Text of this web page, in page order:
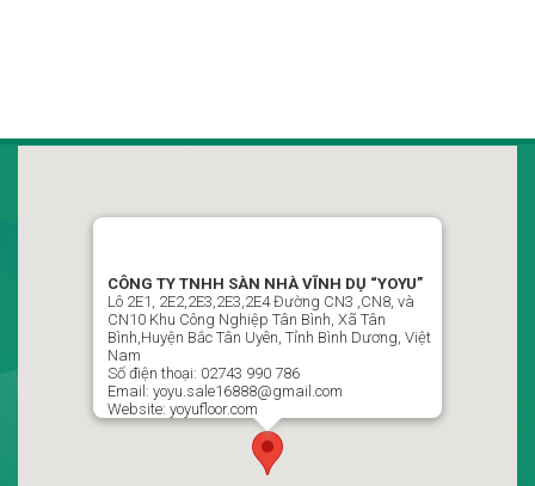
“YOYU”
Phường Vĩnh Tân , Thành Phố Hồ Chí Minh, Việt Nam
02743 990 786 / 0988499951 Ms : Ngọc Thủy P Kinh Doanh
yoyu.sale16888@gmail.com
Theo dõi chúng tôi trên
CÔNG TY TNHH SÀN NHÀ VĨNH DỤ “YOYU”
Lô 2E1, 2E2,2E3,2E3,2E4 Đường CN3 ,CN8, và
CN10 Khu Công Nghiệp Tân Bình, Xã Tân
Bình,Huyện Bắc Tân Uyên, Tỉnh Bình Dương, Việt
Nam
Số điện thoại: 02743 990 786
Email: yoyu.sale16888@gmail.com
Website: yoyufloor.com